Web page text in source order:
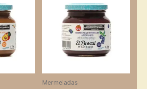
Mermeladas